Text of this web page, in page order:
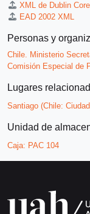
XML de Dublin
EAD 2002 XML
Personas y
Chile. Ministerio
Comisión Especial de
Lugares
Santiago (Chile:
Unidad de
Caja: PAC 104